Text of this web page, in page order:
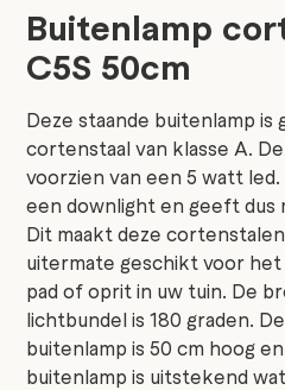
Buitenlamp
C5S 50cm
Deze staande buitenlamp is
cortenstaal van klasse A.
voorzien van een 5 watt
een downlight en geeft dus
Dit maakt deze
uitermate geschikt voor
pad of oprit in uw tuin. De
lichtbundel is 180 graden.
buitenlamp is 50 cm hoog
buitenlamp is uitstekend